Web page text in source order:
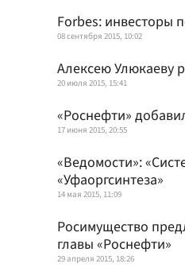
Forbes: инвесторы
08 сентября 2015, 10:02
Алексею Улюкаеву
20 июля 2015, 15:41
«Роснефти»
17 июня 2015, 20:55
«Ведомости»:
«Уфаоргсинтеза»
14 мая 2015, 11:09
Росимущество
главы «Роснефти»
29 апреля 2015, 18:26